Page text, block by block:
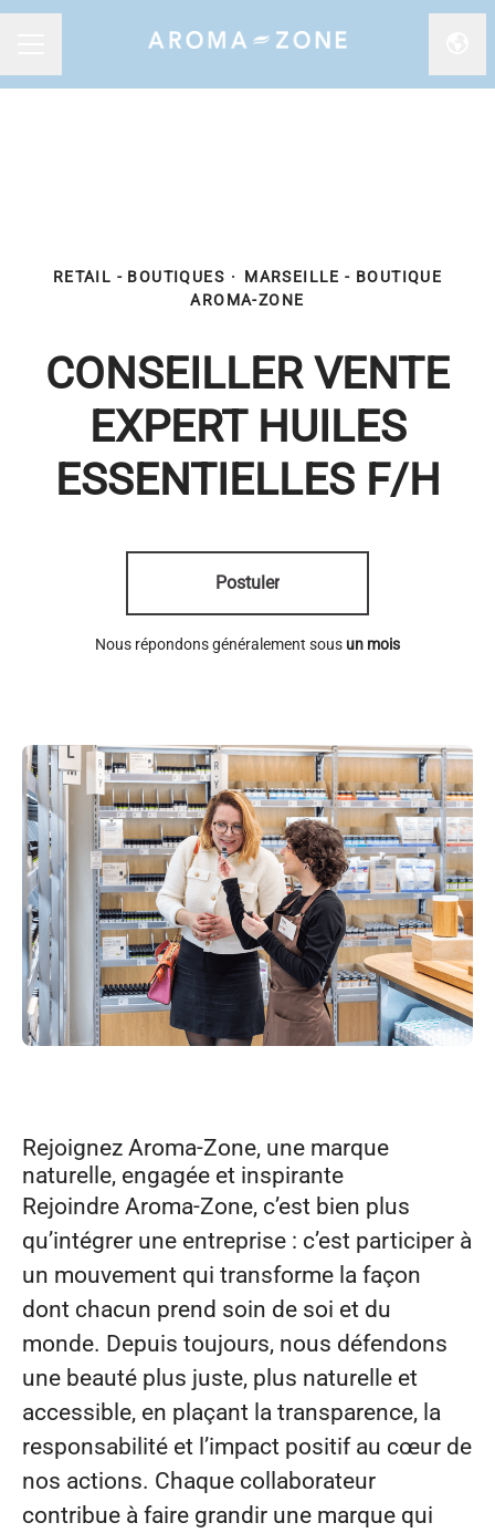
RETAIL - BOUTIQUES ·
MARSEILLE - BOUTIQUE
AROMA-ZONE
CONSEILLER VENTE
EXPERT HUILES
ESSENTIELLES F/H
Postuler
Nous répondons généralement sous un mois
Rejoignez Aroma‑Zone, une marque
naturelle, engagée et inspirante
Rejoindre Aroma‑Zone, c’est bien plus
qu’intégrer une entreprise : c’est participer à
un mouvement qui transforme la façon
dont chacun prend soin de soi et du
monde. Depuis toujours, nous défendons
une beauté plus juste, plus naturelle et
accessible, en plaçant la transparence, la
responsabilité et l’impact positif au cœur de
nos actions. Chaque collaborateur
contribue à faire grandir une marque qui